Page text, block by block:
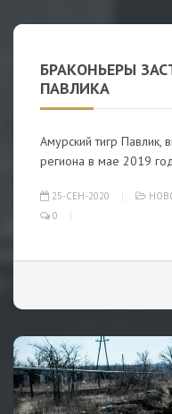
БРАКОНЬЕРЫ
ПАВЛИКА
Амурский тигр Павлик,
региона в мае 2019
25-СЕН-2020
0